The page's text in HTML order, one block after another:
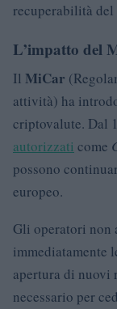
recuperabilità del
L’impatto del
Il MiCar
attività) ha
criptovalute. Dal
autorizzati come
possono
europeo.
Gli operatori non
immediatamente
apertura di nuovi
necessario per